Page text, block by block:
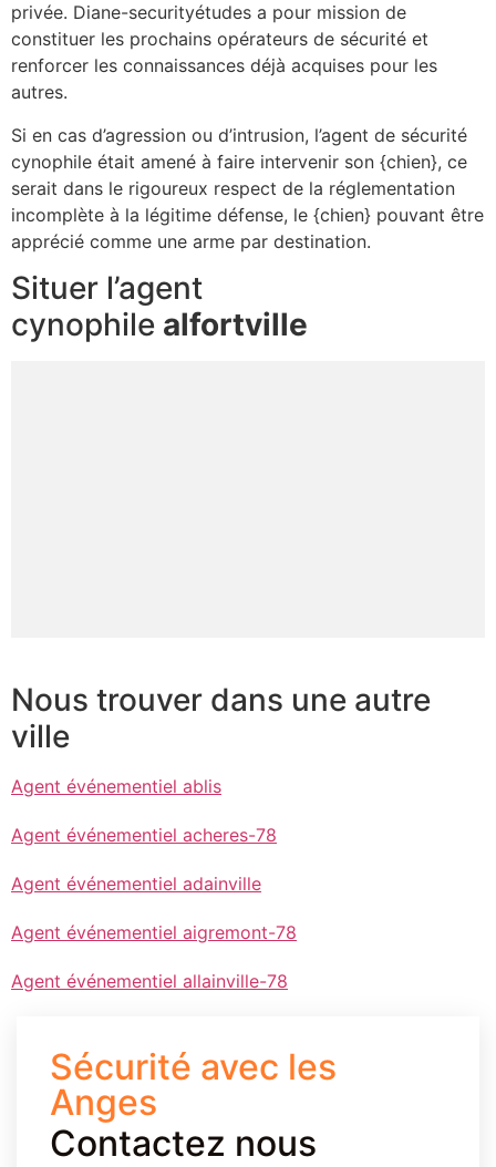
privée. Diane-securityétudes a pour mission de
constituer les prochains opérateurs de sécurité et
renforcer les connaissances déjà acquises pour les
autres.
Si en cas d’agression ou d’intrusion, l’agent de sécurité
cynophile était amené à faire intervenir son {chien}, ce
serait dans le rigoureux respect de la réglementation
incomplète à la légitime défense, le {chien} pouvant être
apprécié comme une arme par destination.
Situer l’agent
cynophile alfortville
Nous trouver dans une autre
ville
Agent événementiel ablis
Agent événementiel acheres-78
Agent événementiel adainville
Agent événementiel aigremont-78
Agent événementiel allainville-78
Sécurité avec les
Anges
Contactez nous